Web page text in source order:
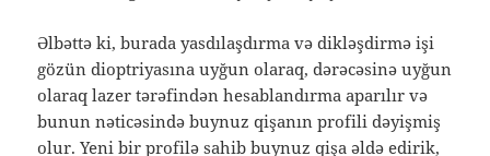
Əlbəttə ki, burada yasdılaşdırma və dikləşdirmə işi
gözün dioptriyasına uyğun olaraq, dərəcəsinə uyğun
olaraq lazer tərəfindən hesablandırma aparılır və
bunun nəticəsində buynuz qişanın profili dəyişmiş
olur. Yeni bir profilə sahib buynuz qişa əldə edirik,